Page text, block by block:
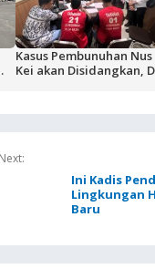
Kasus Pembunuhan Nus
Kei akan Disidangkan,
Next:
Ini Kadis
Lingkungan
Baru